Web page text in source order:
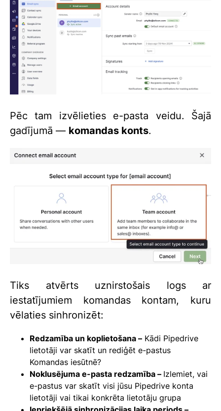
Pēc tam izvēlieties e-pasta veidu. Šajā
gadījumā — komandas konts.
Tiks atvērts uznirstošais logs ar
iestatījumiem komandas kontam, kuru
vēlaties sinhronizēt:
Redzamība un koplietošana – Kādi Pipedrive
lietotāji var skatīt un rediģēt e-pastus
Komandas iesūtnē?
Noklusējuma e-pasta redzamība – Izlemiet, vai
e-pastus var skatīt visi jūsu Pipedrive konta
lietotāji vai tikai konkrēta lietotāju grupa